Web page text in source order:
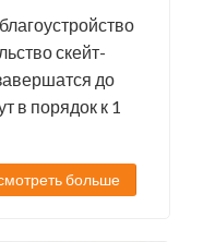
скейт-
до
в порядок к 1
больше